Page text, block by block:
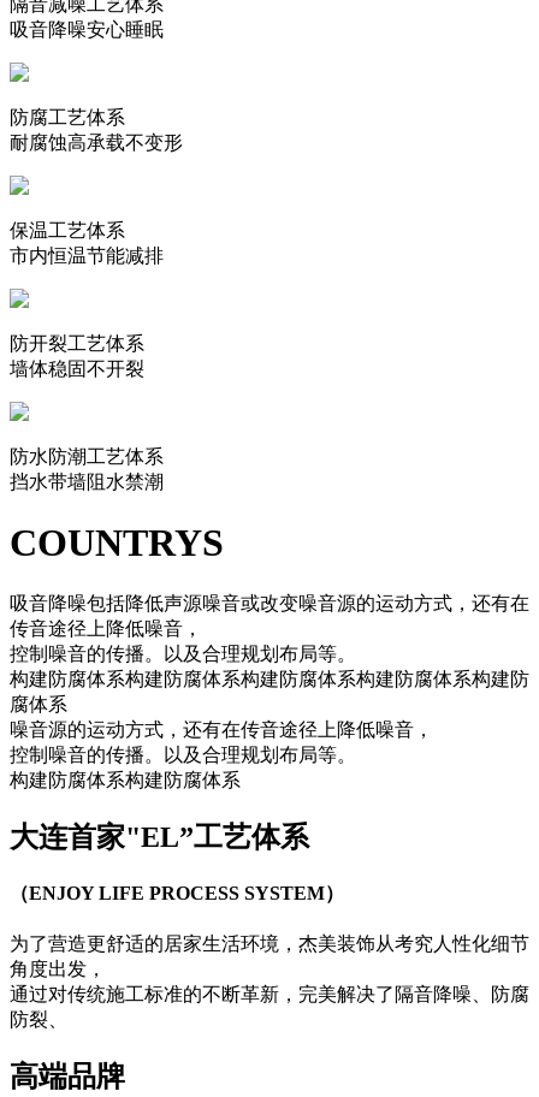
吸音降噪安心睡眠
防腐工艺体系
耐腐蚀高承载不变形
保温工艺体系
市内恒温节能减排
防开裂工艺体系
墙体稳固不开裂
防水防潮工艺体系
挡水带墙阻水禁潮
COUNTRYS
吸音降噪包括降低声源噪音或改变噪音源的运动方式，还有在
传音途径上降低噪音，
控制噪音的传播。以及合理规划布局等。
构建防腐体系构建防腐体系构建防腐体系构建防腐体系构建防
腐体系
噪音源的运动方式，还有在传音途径上降低噪音，
控制噪音的传播。以及合理规划布局等。
构建防腐体系构建防腐体系
大连首家"EL”工艺体系
（ENJOY LIFE PROCESS SYSTEM）
为了营造更舒适的居家生活环境，杰美装饰从考究人性化细节
角度出发，
通过对传统施工标准的不断革新，完美解决了隔音降噪、防腐
防裂、
高端品牌